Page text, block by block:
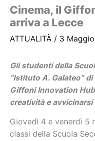
Cinema, il
arriva a Lecce
ATTUALITÀ / 3
Gli studenti della
“Istituto A. Galateo”
Giffoni Innovation
creatività e
Giovedì 4 e venerdì 5
classi della Scuola